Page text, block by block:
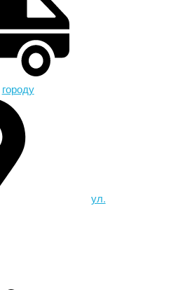
городу
ул.